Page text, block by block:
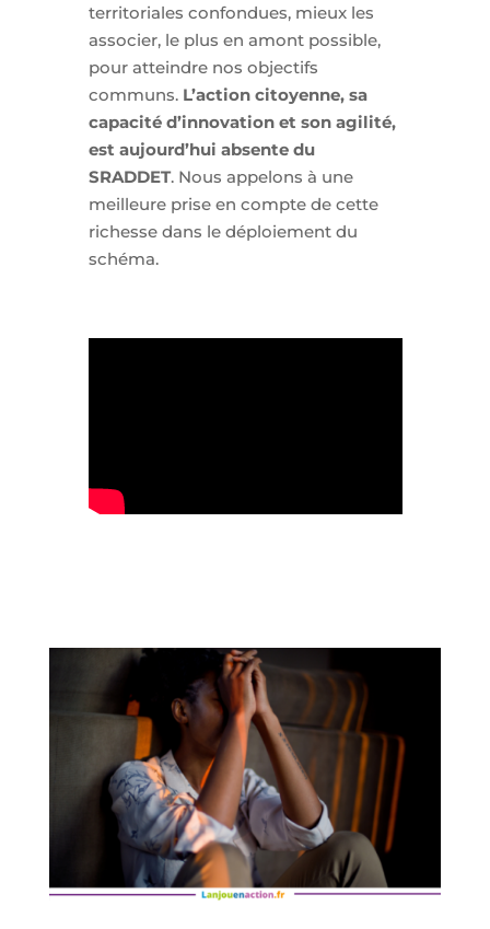
territoriales confondues, mieux les
associer, le plus en amont possible,
pour atteindre nos objectifs
communs. L’action citoyenne, sa
capacité d’innovation et son agilité,
est aujourd’hui absente du
SRADDET. Nous appelons à une
meilleure prise en compte de cette
richesse dans le déploiement du
schéma.